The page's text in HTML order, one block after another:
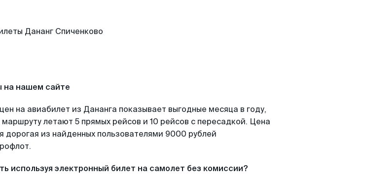
на нашем сайте
на авиабилет из Дананга показывает выгодные месяца в году,
летают 5 прямых рейсов и 10 рейсов с пересадкой. Цена
дорогая из найденных пользователями 9000 рублей
используя электронный билет на самолет без комиссии?